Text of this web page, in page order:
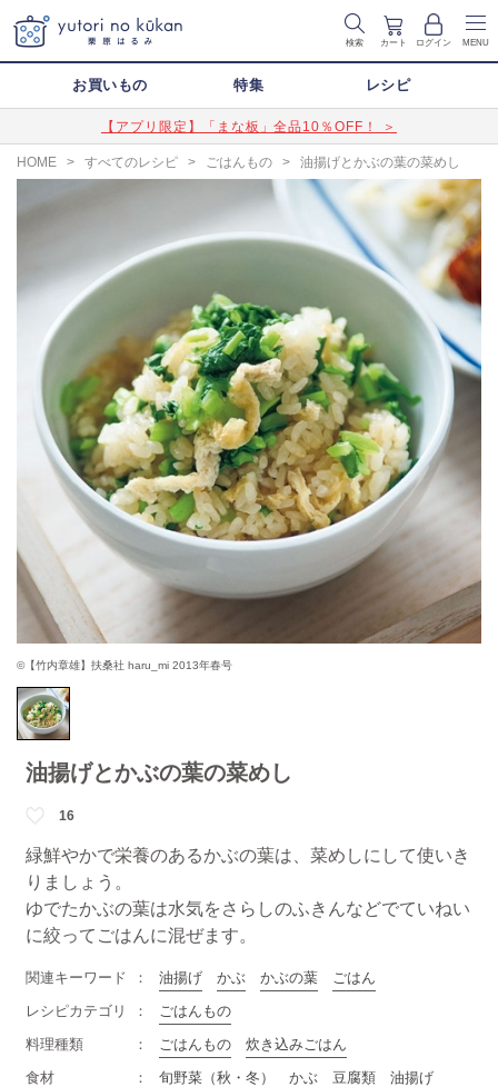
検索 カート ログイン MENU
お買いもの 特集 レシピ
【アプリ限定】「まな板」全品10％OFF！ ＞
HOME > すべてのレシピ > ごはんもの > 油揚げとかぶの葉の菜めし
©【竹内章雄】扶桑社 haru_mi 2013年春号
油揚げとかぶの葉の菜めし
16
緑鮮やかで栄養のあるかぶの葉は、菜めしにして使いき
りましょう。
ゆでたかぶの葉は水気をさらしのふきんなどでていねい
に絞ってごはんに混ぜます。
関連キーワード 油揚げ かぶ かぶの葉
ごはん
レシピカテゴリ
ごはんもの
料理種類
ごはんもの
炊き込みごはん
食材
旬野菜（秋・冬） かぶ 豆腐類 油揚げ